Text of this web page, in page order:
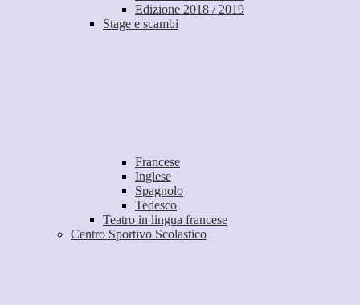
Edizione 2018 / 2019
Stage e scambi
Francese
Inglese
Spagnolo
Tedesco
Teatro in lingua francese
Centro Sportivo Scolastico